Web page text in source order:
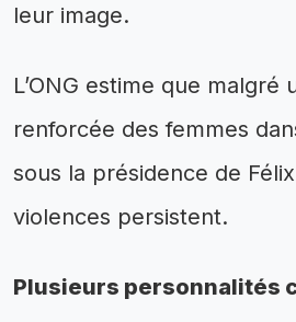
leur image.
L’ONG estime que malgré
renforcée des femmes
sous la présidence de
violences persistent.
Plusieurs personnalités